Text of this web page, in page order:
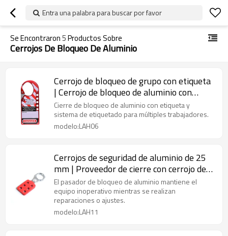
Entra una palabra para buscar por favor
Se Encontraron5Productos Sobre
Cerrojos De Bloqueo De Aluminio
Cerrojo de bloqueo de grupo con etiqueta
| Cerrojo de bloqueo de aluminio con
etiqueta | Fabricante chino de cerrojos de
seguridad
Cierre de bloqueo de aluminio con etiqueta y
sistema de etiquetado para múltiples trabajadores.
modelo:LAH06
Cerrojos de seguridad de aluminio de 25
mm | Proveedor de cierre con cerrojo de
aluminio rojo
El pasador de bloqueo de aluminio mantiene el
equipo inoperativo mientras se realizan
reparaciones o ajustes.
modelo:LAH11